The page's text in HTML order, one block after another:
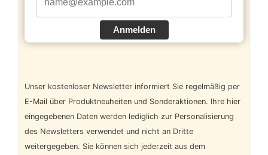
Anmelden
Unser kostenloser Newsletter informiert Sie regelmäßig per
E-Mail über Produktneuheiten und Sonderaktionen. Ihre hier
eingegebenen Daten werden lediglich zur Personalisierung
des Newsletters verwendet und nicht an Dritte
weitergegeben. Sie können sich jederzeit aus dem